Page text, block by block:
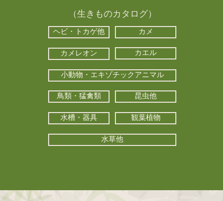
（生きものカタログ）
ヘビ・トカゲ他 カメ
カメレオン カエル
小動物・エキゾチックアニマル
鳥類・猛禽類 昆虫他
水槽・器具 観葉植物
水草他